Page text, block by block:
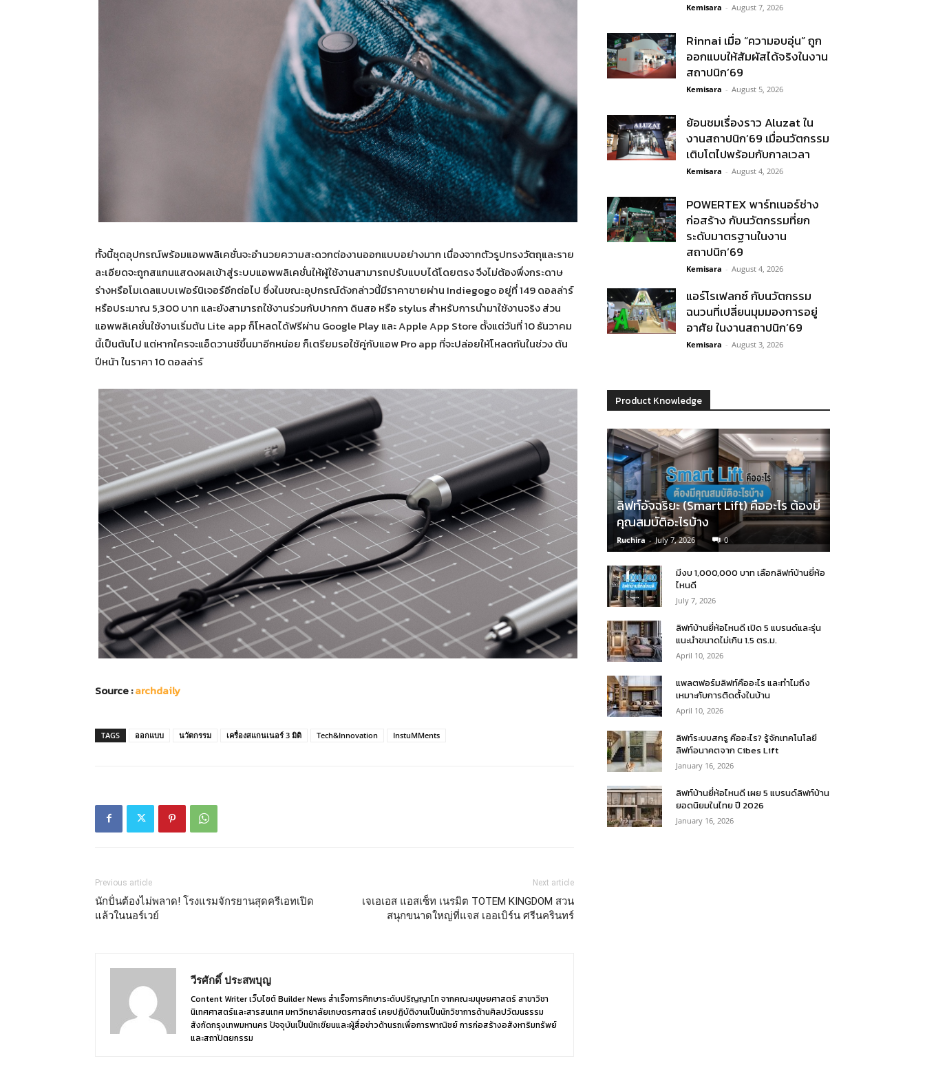
ทั้งนี้ชุดอุปกรณ์พร้อมแอพพลิเคชั่นจะอำนวยความสะดวกต่องานออกแบบอย่างมาก เนื่องจากตัวรูปทรงวัตถุและราย
ละเอียดจะถูกสแกนแสดงผลเข้าสู่ระบบแอพพลิเคชั่นให้ผู้ใช้งานสามารถปรับแบบได้โดยตรง จึงไม่ต้องพึ่งกระดาษ
ร่างหรือโมเดลแบบเฟอร์นิเจอร์อีกต่อไป ซึ่งในขณะอุปกรณ์ดังกล่าวนี้มีราคาขายผ่าน Indiegogo อยู่ที่ 149 ดอลล่าร์
หรือประมาณ 5,300 บาท และยังสามารถใช้งานร่วมกับปากกา ดินสอ หรือ stylus สำหรับการนำมาใช้งานจริง ส่วน
แอพพลิเคชั่นใช้งานเริ่มต้น Lite app ก็โหลดได้ฟรีผ่าน Google Play และ Apple App Store ตั้งแต่วันที่ 10 ธันวาคม
นี้เป็นต้นไป แต่หากใครจะแอ็ดวานซ์ขึ้นมาอีกหน่อย ก็เตรียมรอใช้คู่กับแอพ Pro app ที่จะปล่อยให้โหลดกันในช่วง ต้น
ปีหน้า ในราคา 10 ดอลล่าร์
Source :archdaily
TAGS ออกแบบ นวัตกรรม เครื่องสแกนเนอร์ 3 มิติ Tech&Innovation InstuMMents
Previous article
นักปั่นต้องไม่พลาด! โรงแรมจักรยานสุดครีเอทเปิด
แล้วในนอร์เวย์
Next article
เจเอเอส แอสเซ็ท เนรมิต TOTEM KINGDOM สวน
สนุกขนาดใหญ่ที่แจส เออเบิร์น ศรีนครินทร์
วีรศักดิ์ ประสพบุญ
Content Writer เว็บไซต์ Builder News สำเร็จการศึกษาระดับปริญญาโท จากคณะมนุษยศาสตร์ สาขาวิชา
นิเทศศาสตร์และสารสนเทศ มหาวิทยาลัยเกษตรศาสตร์ เคยปฏิบัติงานเป็นนักวิชาการด้านศิลปวัฒนธรรม
สังกัดกรุงเทพมหานคร ปัจจุบันเป็นนักเขียนและผู้สื่อข่าวด้านรถเพื่อการพาณิชย์ การก่อสร้างอสังหาริมทรัพย์
และสถาปัตยกรรม
Kemisara - August 7, 2026
Rinnai เมื่อ “ความอบอุ่น” ถูก
ออกแบบให้สัมผัสได้จริงในงาน
สถาปนิก’69
Kemisara - August 5, 2026
ย้อนชมเรื่องราว Aluzat ใน
งานสถาปนิก’69 เมื่อนวัตกรรม
เติบโตไปพร้อมกับกาลเวลา
Kemisara - August 4, 2026
POWERTEX พาร์ทเนอร์ช่าง
ก่อสร้าง กับนวัตกรรมที่ยก
ระดับมาตรฐานในงาน
สถาปนิก’69
Kemisara - August 4, 2026
แอร์โรเฟลกซ์ กับนวัตกรรม
ฉนวนที่เปลี่ยนมุมมองการอยู่
อาศัย ในงานสถาปนิก’69
Kemisara - August 3, 2026
Product Knowledge
ลิฟท์อัจฉริยะ (Smart Lift) คืออะไร ต้องมี
คุณสมบัติอะไรบ้าง
Ruchira - July 7, 2026 0
มีงบ 1,000,000 บาท เลือกลิฟท์บ้านยี่ห้อ
ไหนดี
July 7, 2026
ลิฟท์บ้านยี่ห้อไหนดี เปิด 5 แบรนด์และรุ่น
แนะนำขนาดไม่เกิน 1.5 ตร.ม.
April 10, 2026
แพลตฟอร์มลิฟท์คืออะไร และทำไมถึง
เหมาะกับการติดตั้งในบ้าน
April 10, 2026
ลิฟท์ระบบสกรู คืออะไร? รู้จักเทคโนโลยี
ลิฟท์อนาคตจาก Cibes Lift
January 16, 2026
ลิฟท์บ้านยี่ห้อไหนดี เผย 5 แบรนด์ลิฟท์บ้าน
ยอดนิยมในไทย ปี 2026
January 16, 2026